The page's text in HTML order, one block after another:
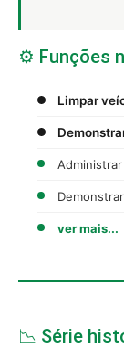
⚙️ Funções
Limpar
ver mais...
📉 Série